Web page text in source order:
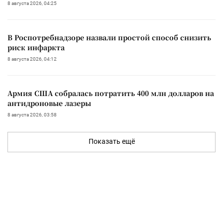
8 августа 2026, 04:25
В Роспотребнадзоре назвали простой способ снизить
риск инфаркта
8 августа 2026, 04:12
Армия США собралась потратить 400 млн долларов на
антидроновые лазеры
8 августа 2026, 03:58
Показать ещё